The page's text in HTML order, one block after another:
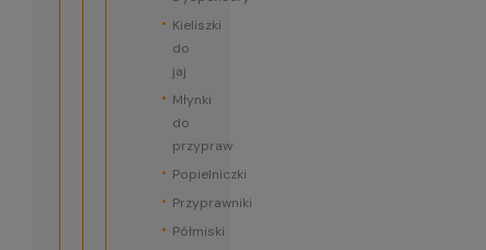
Kieliszki
do
jaj
Młynki
do
przypraw
Popielniczki
Przyprawniki
Półmiski